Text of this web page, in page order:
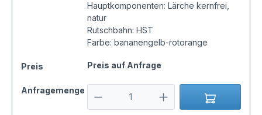
Hauptkomponenten: Lärche kernfrei,
natur
Rutschbahn: HST
Farbe: bananengelb-rotorange
Preis Preis auf Anfrage
Anfragemenge